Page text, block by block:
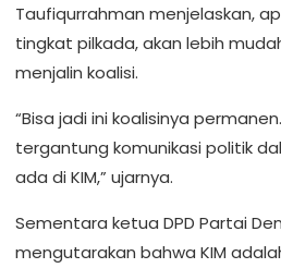
Taufiqurrahman menjelaskan,
tingkat pilkada, akan lebih
menjalin koalisi.
“Bisa jadi ini koalisinya
tergantung komunikasi politik
ada di KIM,” ujarnya.
Sementara ketua DPD Partai
mengutarakan bahwa KIM